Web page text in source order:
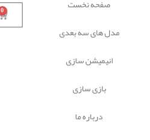
صفحه نخست
مدل های سه بعدی
انیمیشن سازی
بازی سازی
درباره ما
0